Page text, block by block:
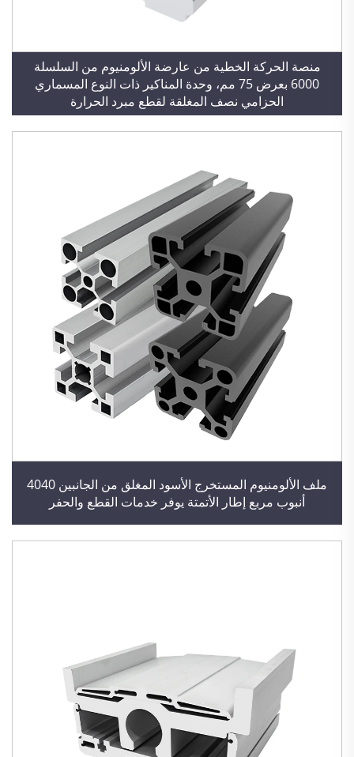
منصة الحركة الخطية من عارضة الألومنيوم من السلسلة
6000 بعرض 75 مم، وحدة المناكير ذات النوع المسماري
الحزامي نصف المغلقة لقطع مبرد الحرارة
ملف الألومنيوم المستخرج الأسود المغلق من الجانبين 4040
أنبوب مربع إطار الأتمتة يوفر خدمات القطع والحفر